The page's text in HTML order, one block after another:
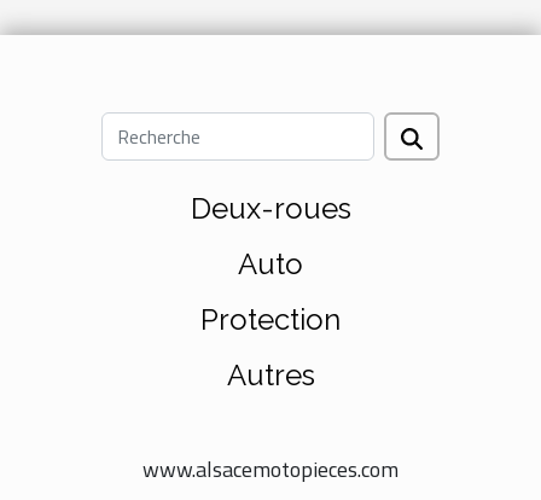
Deux-roues
Auto
Protection
Autres
www.alsacemotopieces.com